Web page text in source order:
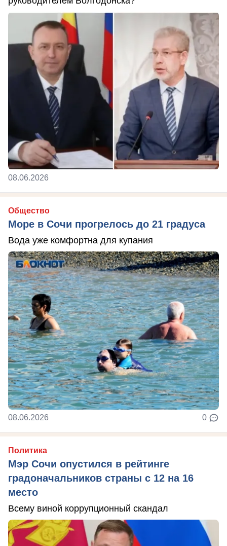
08.06.2026
Общество
Море в Сочи прогрелось до 21 градуса
Вода уже комфортна для купания
08.06.2026 0
Политика
Мэр Сочи опустился в рейтинге
градоначальников страны с 12 на 16
место
Всему виной коррупционный скандал